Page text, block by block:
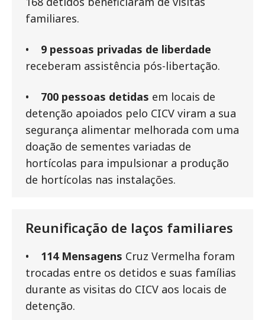
familiares.
• 9 pessoas privadas de liberdade
receberam assistência pós-libertação.
• 700 pessoas detidas em locais de
detenção apoiados pelo CICV viram a sua
segurança alimentar melhorada com uma
doação de sementes variadas de
hortícolas para impulsionar a produção
de hortícolas nas instalações.
Reunificação de laços familiares
• 114 Mensagens Cruz Vermelha foram
trocadas entre os detidos e suas famílias
durante as visitas do CICV aos locais de
detenção.